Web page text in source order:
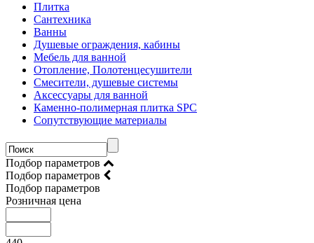
Плитка
Сантехника
Ванны
Душевые ограждения, кабины
Мебель для ванной
Отопление, Полотенцесушители
Смесители, душевые системы
Аксессуары для ванной
Каменно-полимерная плитка SPC
Сопутствующие материалы
Подбор параметров
Подбор параметров
Подбор параметров
Розничная цена